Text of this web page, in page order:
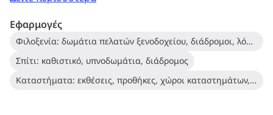
Εφαρμογές
Φιλοξενία: δωμάτια πελατών ξενοδοχείου, διάδρομοι, λόμπι, χώρος υποδοχής, εστιατόρια, μπαρ, καφετέριες
Σπίτι: καθιστικό, υπνοδωμάτια, διάδρομος
Καταστήματα: εκθέσεις, προθήκες, χώροι καταστημάτων, δοκιμαστήρια ρούχων